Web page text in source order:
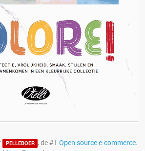
PELLEBOER , de #1 Open source e-commerce.